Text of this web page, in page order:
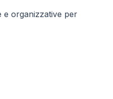
e organizzative per